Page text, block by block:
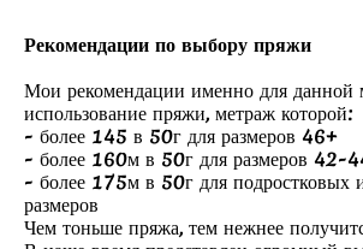
Рекомендации по выбору пряжи
Мои рекомендации именно для данной
использование пряжи, метраж которой:
- более 145 в 50г для размеров 46+
- более 160м в 50г для размеров 42-
- более 175м в 50г для подростковых
размеров
Чем тоньше пряжа, тем нежнее